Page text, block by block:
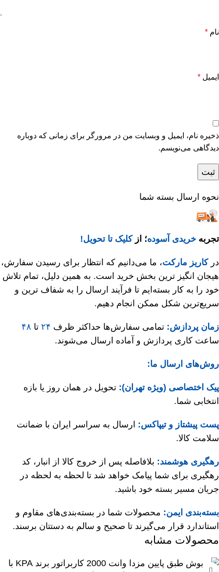
نام *
ایمیل *
ذخیره نام، ایمیل و وبسایت من در مرورگر برای زمانی که دوباره
دیدگاهی می‌نویسم.
نحوه ارسال بسته شما
تجربه خریدی آسوده؛ ازکلیک تا تحویل!
درکاریز مارکت، ما می‌دانیم که انتظار برای رسیدن سفارش،
هیجان‌ انگیز ترین بخش خرید است. به همین دلیل، تمام تلاش
خود را به کار بسته‌ایم تا فرآیند ارسال را به شفاف‌ ترین و
سریع‌ترین شکل ممکن انجام دهیم.
زمان پردازش: تمامی سفارش‌ها حداکثر ظرف ۲۴ تا ۴۸
ساعت کاری پردازش و آماده ارسال می‌شوند.
روش‌های ارسال ما:
پیک اختصاصی (ویژه تهران): تحویل در همان روز یا بازه
انتخابی شما.
پست پیشتاز و تیپاکس: ارسال به سراسر ایران با ضمانت
سلامت کالا.
رهگیری هوشمند: بلافاصله پس از خروج کالا از انبار، کد
رهگیری برای شما پیامک خواهد شد تا لحظه به لحظه در
جریان مسیر بسته خود باشید.
بسته‌بندی ایمن: محصولات شما در بسته‌بندی‌های مقاوم و
استاندارد قرار می‌گیرند تا صحیح و سالم به دستتان برسند.
محصولات مشابه